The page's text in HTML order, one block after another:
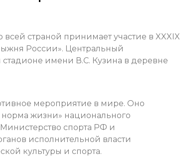
всей страной принимает участие в XXXIX
России». Центральный
имени В.С. Кузина в деревне
мероприятие в мире. Оно
норма жизни» национального
спорта РФ и
исполнительной власти
культуры и спорта.